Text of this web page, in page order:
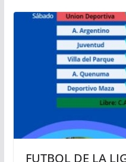
FUTBOL DE LA